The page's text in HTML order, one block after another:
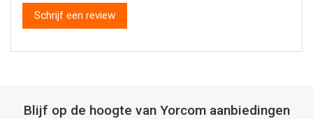
Schrijf een review
Blijf op de hoogte van Yorcom aanbiedingen